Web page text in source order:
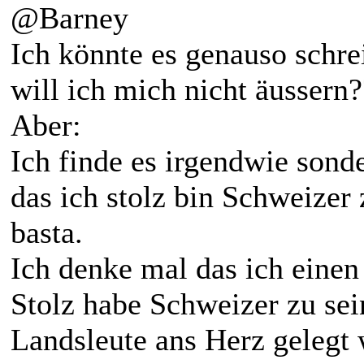
@Barney
Ich könnte es genauso
will ich mich nicht
Aber:
Ich finde es irgendwie
das ich stolz bin
basta.
Ich denke mal das ich
Stolz habe Schweizer zu
Landsleute ans Herz gelegt